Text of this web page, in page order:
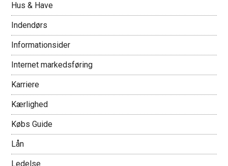
Hus & Have
Indendørs
Informationsider
Internet markedsføring
Karriere
Kærlighed
Købs Guide
Lån
Ledelse